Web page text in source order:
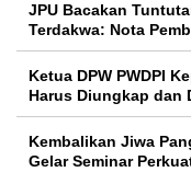
JPU Bacakan
Terdakwa: Nota
Ketua DPW PWDPI
Harus Diungkap dan
Kembalikan Jiwa
Gelar Seminar